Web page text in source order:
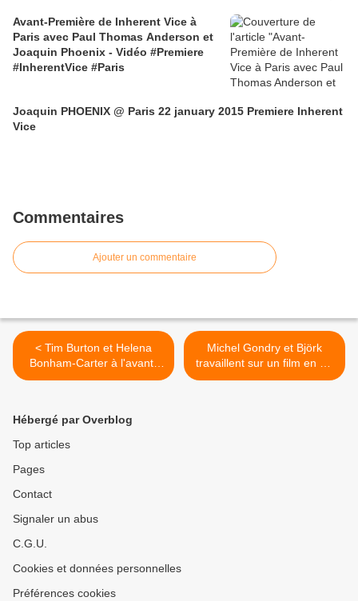
Avant-Première de Inherent Vice à
Paris avec Paul Thomas Anderson et
Joaquin Phoenix - Vidéo #Premiere
#InherentVice #Paris
Joaquin PHOENIX @ Paris 22 january 2015 Premiere Inherent
Vice
Commentaires
Ajouter un commentaire
< Tim Burton et Helena
Bonham-Carter à l'avant-
première parisienne d'Alice
Michel Gondry et Björk
travaillent sur un film en 3D
>
Hébergé par Overblog
Top articles
Pages
Contact
Signaler un abus
C.G.U.
Cookies et données personnelles
Préférences cookies